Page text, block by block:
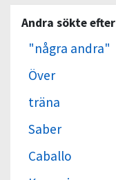
Andra sökte efter
"några andra"
Över
träna
Saber
Caballo